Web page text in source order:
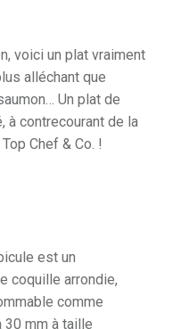
voici un plat vraiment
alléchant que
Un plat de
à contrecourant de la
Chef & Co. !
est un
coquille arrondie,
comme
30 mm à taille